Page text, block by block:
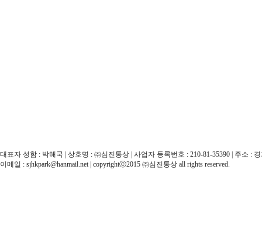
대표자 성함 : 박해국 | 상호명 : ㈜심진통상 | 사업자 등록번호 : 210-81-35390 | 주소 :
이메일 : sjhkpark@hanmail.net | copyrightⓒ2015 ㈜심진통상 all rights reserved.